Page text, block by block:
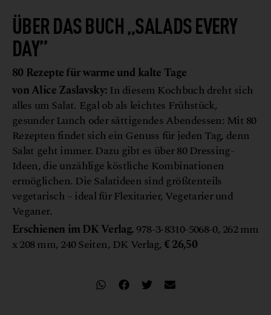
ÜBER DAS BUCH „SALADS EVERY
DAY”
80 Rezepte für warme und kalte Tage
von Alice Zaslavsky: In diesem Kochbuch dreht sich
alles um Salat. Egal ob als leichtes Frühstück,
gesunder Lunch oder sättigendes Abendessen: Mit 80
Rezepten findet sich ein Genuss für jeden Tag, denn
Salat geht immer. Dazu gibt es über 80 Dressing-
Ideen, die unzählige köstliche Kombinationen
ermöglichen. Die Salatideen sind größtenteils
vegetarisch – ideal für Flexitarier, Vegetarier und
Veganer.
Erschienen im DK Verlag.978-3-8310-5068-0, 262 mm
x 208 mm, 240 Seiten, DK Verlag,€ 26,50